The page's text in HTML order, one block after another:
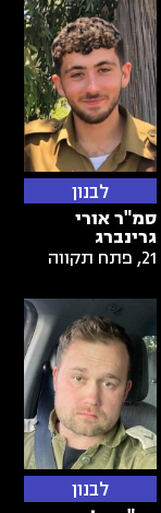
לבנון
סמ"ר אורי
גרינברג
21
, פתח תקווה
לבנון